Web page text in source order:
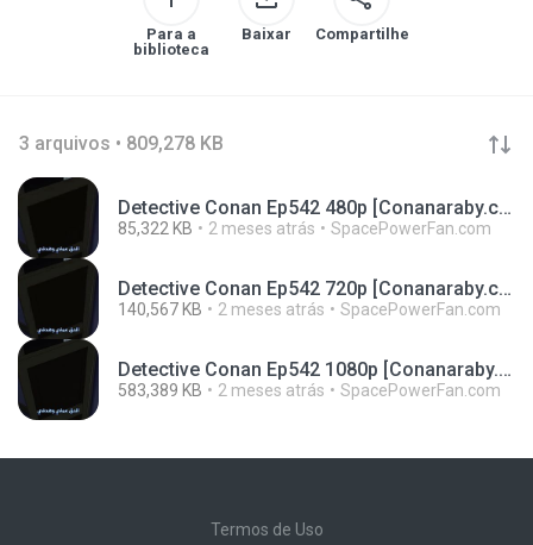
Para a
biblioteca
Baixar Compartilhe
3 arquivos • 809,278 KB
Detective Conan Ep542 480p [Conanaraby.com].mp4
85,322 KB 2 meses atrás SpacePowerFan.com
Detective Conan Ep542 720p [Conanaraby.com].mp4
140,567 KB 2 meses atrás SpacePowerFan.com
Detective Conan Ep542 1080p [Conanaraby.com].mp4
583,389 KB 2 meses atrás SpacePowerFan.com
Termos de Uso